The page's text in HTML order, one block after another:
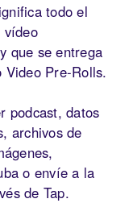
todo el
vídeo
que se entrega
Pre-Rolls.
podcast, datos
archivos de
o envíe a la
de Tap.